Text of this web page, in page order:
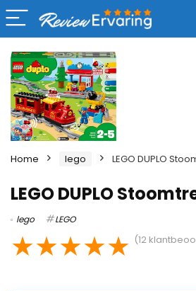
Home lego LEGO DUPLO
LEGO DUPLO
lego LEGO
★★★★★ (12